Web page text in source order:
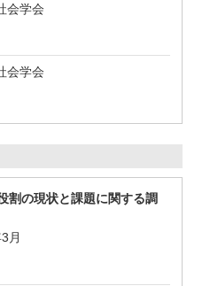
会学会
会学会
割の現状と課題に関する調
月